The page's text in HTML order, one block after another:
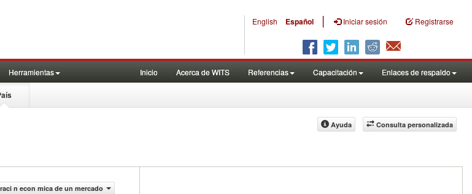
English Español | Iniciar sesión Registrarse
Herramientas Inicio Acerca de WITS Referencias Capacitación Enlaces de respaldo
Consulta personalizada
Ayuda
n econ mica de un mercado